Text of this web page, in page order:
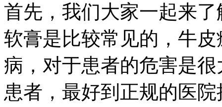
首先，我们大家一起来
软膏是比较常见的，牛
病，对于患者的危害是
患者，最好到正规的医